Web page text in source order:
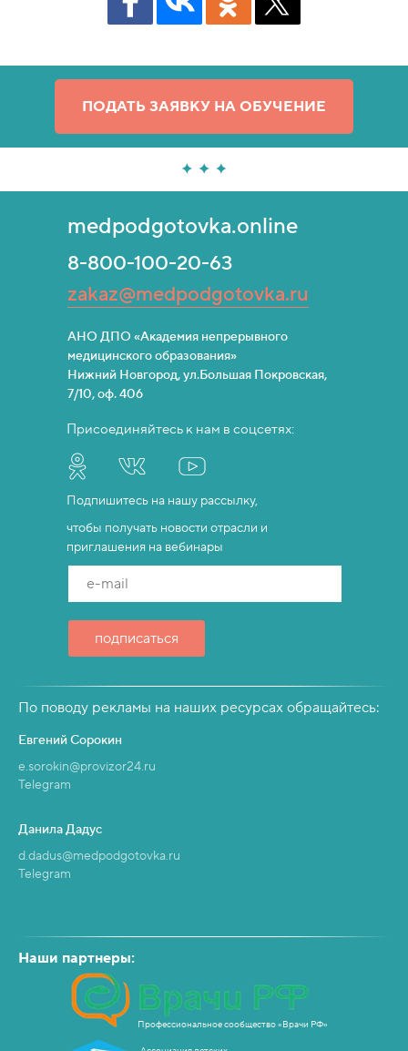
ПОДАТЬ ЗАЯВКУ НА ОБУЧЕНИЕ
8-800-100-20-63
zakaz@medpodgotovka.ru
АНО ДПО «Академия непрерывного
медицинского образования»
Нижний Новгород, ул.Большая Покровская,
7/10, оф. 406
medpodgotovka.online
e-mail
подписаться
Подпишитесь на нашу рассылку,
чтобы получать новости отрасли и
приглашения на вебинары
Присоединяйтесь к нам в соцсетях:
По поводу рекламы на наших ресурсах обращайтесь:
Евгений Сорокин
e.sorokin@provizor24.ru
Telegram
Данила Дадус
d.dadus@medpodgotovka.ru
Telegram
Наши партнеры:
Профессиональное сообщество «Врачи РФ»